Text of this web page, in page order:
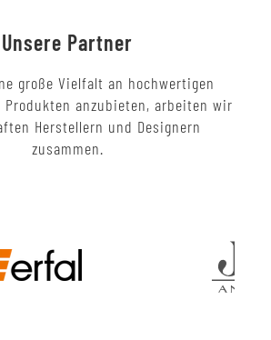
Unsere Partner
große Vielfalt an hochwertigen
Produkten anzubieten, arbeiten wir
Herstellern und Designern
zusammen.